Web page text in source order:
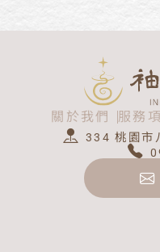
關於我們 服務
334 桃園市